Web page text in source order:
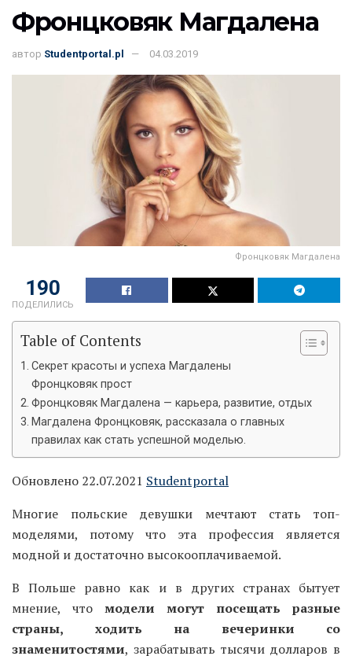
Фронцковяк Магдалена
автор Studentportal.pl 04.03.2019
Фронцковяк Магдалена
190
ПОДЕЛИЛИСЬ
Table of Contents
Секрет красоты и успеха Магдалены
Фронцковяк прост
Фронцковяк Магдалена — карьера, развитие, отдых
Магдалена Фронцковяк, рассказала о главных
правилах как стать успешной моделью.
Обновлено 22.07.2021 Studentportal
Многие польские девушки мечтают стать топ-
моделями, потому что эта профессия является
модной и достаточно высокооплачиваемой.
В Польше равно как и в других странах бытует
мнение, что модели могут посещать разные
страны, ходить на вечеринки со
знаменитостями, зарабатывать тысячи долларов в